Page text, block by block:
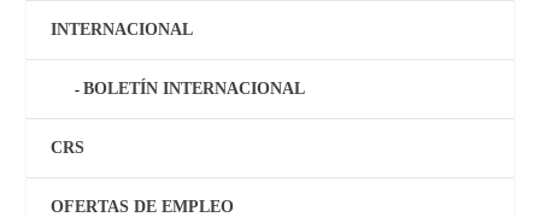
INTERNACIONAL
BOLETÍN INTERNACIONAL
CRS
OFERTAS DE EMPLEO